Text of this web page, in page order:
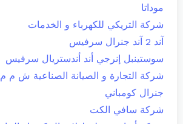
موداتا
شركة التريكي للكهرباء و الخدمات
آند 2 آند جنرال سرفيس
سوستينبل إنرجي أند أندستريال سرفيس
شركة التجارة و الصيانة الصناعية ش م م
جنرال كومباني
شركة سافي الكت